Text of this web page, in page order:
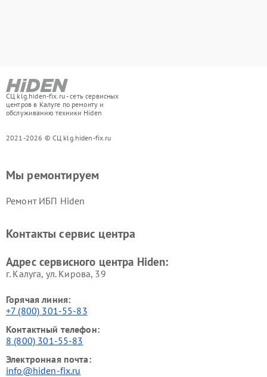
СЦ klg.hiden-fix.ru - сеть сервисных
центров в Калуге по ремонту и
обслуживанию техники Hiden
2021-2026 © СЦ klg.hiden-fix.ru
Мы ремонтируем
Ремонт ИБП Hiden
Контакты сервис центра
Адрес сервисного центра Hiden:
г. Калуга, ул. Кирова, 39
Горячая линия:
+7 (800) 301-55-83
Контактный телефон:
8 (800) 301-55-83
Электронная почта:
info@hiden-fix.ru